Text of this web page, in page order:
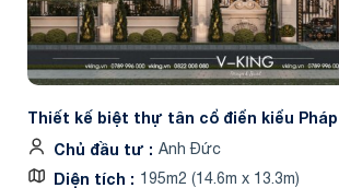
Thiết kế biệt thự tân cổ điển kiểu Pháp
Chủ đầu tư
Anh Đức
Diện tích 195m2 (14.6m x 13.3m)